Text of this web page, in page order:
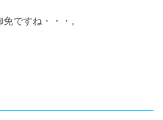
ですね・・・。